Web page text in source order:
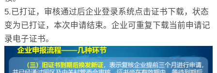
5.已打证，审核通过后企业登录系统点击证书下载，状态
变为已打证，本次申请结束。企业可重复下载当前申请记
录电子证书。